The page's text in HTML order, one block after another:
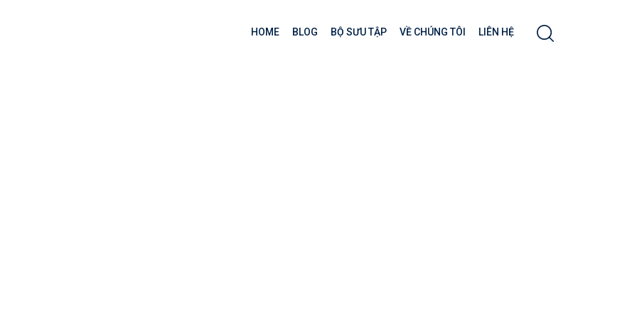
HOME BLOG BỘ SƯU TẬP VỀ CHÚNG TÔI LIÊN HỆ